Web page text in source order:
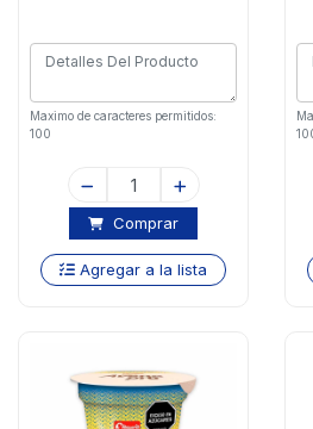
Maximo de caracteres permitidos:
100
Comprar
Agregar a la lista